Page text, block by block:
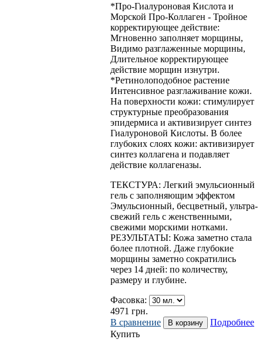
*Про-Гиалуроновая Кислота и
Морской Про-Коллаген - Тройное
корректирующее действие:
Мгновенно заполняет морщины,
Видимо разглаженные морщины,
Длительное корректирующее
действие морщин изнутри.
*Ретинолоподобное растение
Интенсивное разглаживание кожи.
На поверхности кожи: стимулирует
структурные преобразования
эпидермиса и активизирует синтез
Гиалуроновой Кислоты. В более
глубоких слоях кожи: активизирует
синтез коллагена и подавляет
действие коллагеназы.
ТЕКСТУРА: Легкий эмульсионный
гель с заполняющим эффектом
Эмульсионный, бесцветный, ультра-
свежий гель с женственными,
свежими морскими нотками.
РЕЗУЛЬТАТЫ: Кожа заметно стала
более плотной. Даже глубокие
морщины заметно сократились
через 14 дней: по количеству,
размеру и глубине.
Фасовка:
4971 грн.
В сравнение
Подробнее
Купить